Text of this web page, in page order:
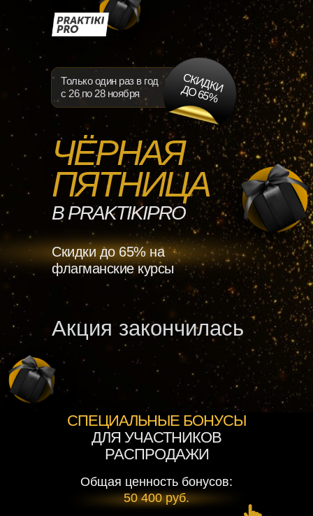
ЧЁРНАЯ
ПЯТНИЦА
Только один раз в год
с 26 по 28 ноября
С
К
И
Д
К
И
Д
О
6
5
%
Акция закончилась
ВPRAKTIKIPRO
Скидки до 65% на
флагманские курсы
Общая ценность бонусов:
50 400 руб.
СПЕЦИАЛЬНЫЕ БОНУСЫ
ДЛЯ УЧАСТНИКОВ
РАСПРОДАЖИ